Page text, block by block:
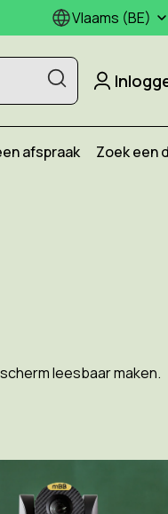
Vlaams (BE)
afspraak Zoek een
leesbaar maken.